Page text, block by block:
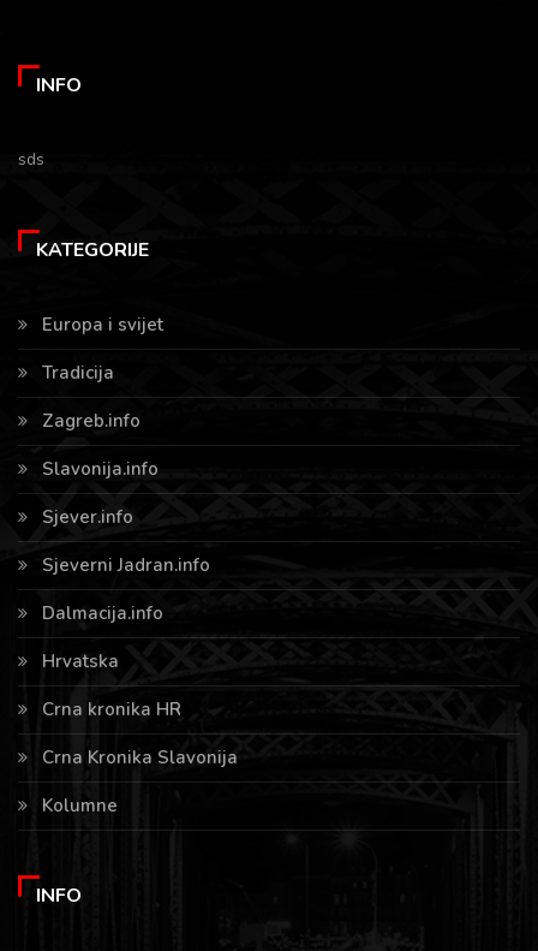
INFO
sds
KATEGORIJE
Europa i svijet
Tradicija
Zagreb.info
Slavonija.info
Sjever.info
Sjeverni Jadran.info
Dalmacija.info
Hrvatska
Crna kronika HR
Crna Kronika Slavonija
Kolumne
INFO